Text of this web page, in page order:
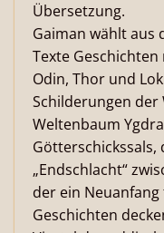
Übersetzung.
Gaiman wählt aus
Texte
Odin, Thor und
Schilderungen der
Weltenbaum
Götterschickssals,
„Endschlacht“
der ein
Geschichten